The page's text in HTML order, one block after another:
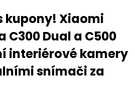
kupony! Xiaomi
C300 Dual a C500
interiérové kamery
snímači za